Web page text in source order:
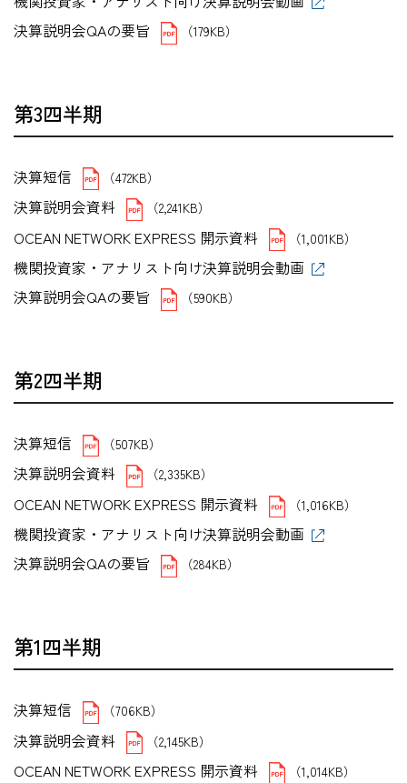
決算説明会QAの要旨
（179KB）
第3四半期
決算短信 （472KB）
決算説明会資料 （2,241KB）
OCEAN NETWORK EXPRESS 開示資料 （1,001KB）
機関投資家・アナリスト向け決算説明会動画
決算説明会QAの要旨
（590KB）
第2四半期
決算短信 （507KB）
決算説明会資料 （2,335KB）
OCEAN NETWORK EXPRESS 開示資料 （1,016KB）
機関投資家・アナリスト向け決算説明会動画
決算説明会QAの要旨
（284KB）
第1四半期
決算短信 （706KB）
決算説明会資料 （2,145KB）
OCEAN NETWORK EXPRESS 開示資料 （1,014KB）